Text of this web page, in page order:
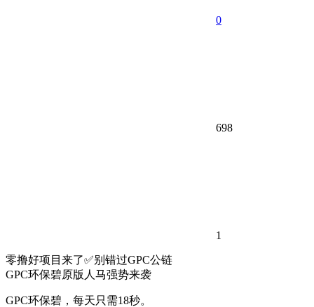
0
698
1
零撸好项目来了✅别错过GPC公链
GPC环保碧原版人马强势来袭
GPC环保碧，每天只需18秒。